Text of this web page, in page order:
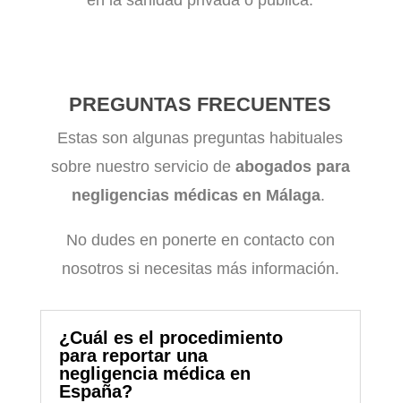
PREGUNTAS FRECUENTES
Estas son algunas preguntas habituales
sobre nuestro servicio de abogados para
negligencias médicas en Málaga.
No dudes en ponerte en contacto con
nosotros si necesitas más información.
¿Cuál es el procedimiento
para reportar una
negligencia médica en
España?